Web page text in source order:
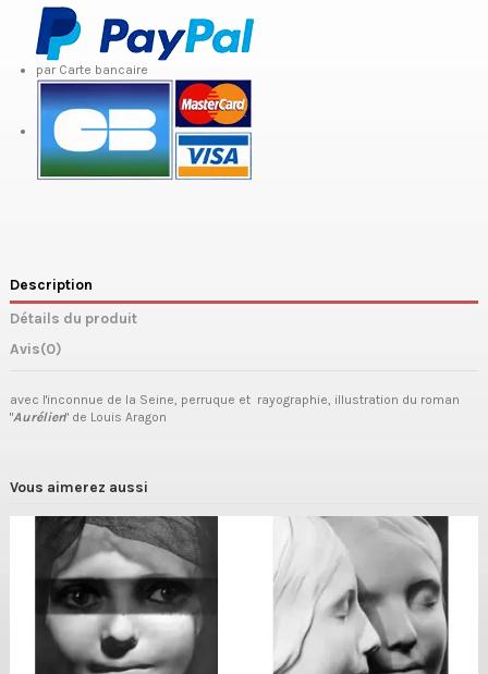
par Carte bancaire
Description
Détails du produit
Avis(0)
avec l'inconnue de la Seine, perruque et rayographie, illustration du roman
"Aurélien" de Louis Aragon
Vous aimerez aussi